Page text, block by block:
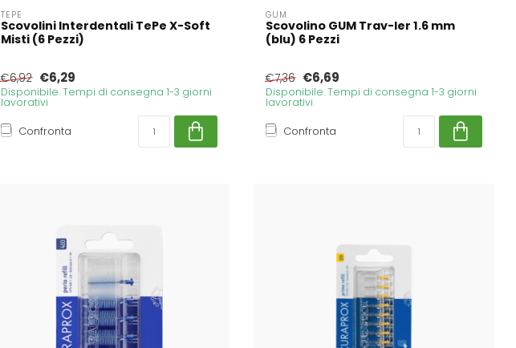
TEPE
Scovolini Interdentali TePe X-Soft
Misti (6 Pezzi)
€6,92 €6,29
Disponibile. Tempi di consegna 1-3 giorni
lavorativi
Confronta
GUM
Scovolino GUM Trav-ler 1.6 mm
(blu) 6 Pezzi
€7,36 €6,69
Disponibile. Tempi di consegna 1-3 giorni
lavorativi
Confronta